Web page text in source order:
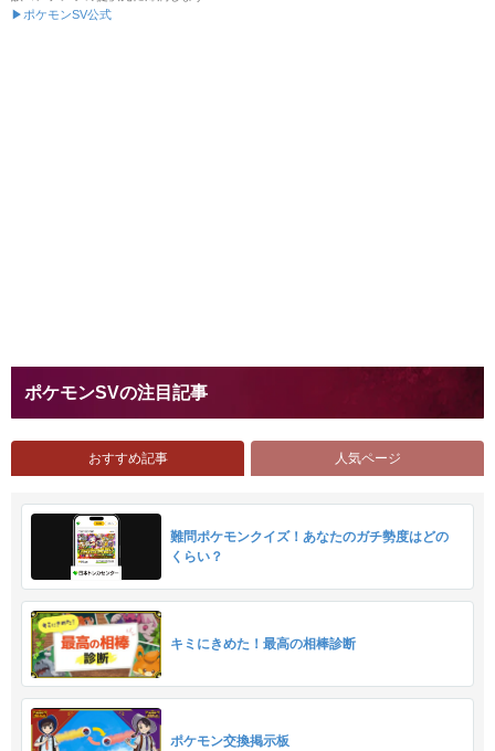
▶ポケモンSV公式
ポケモンSVの注目記事
おすすめ記事 人気ページ
難問ポケモンクイズ！あなたのガチ勢度はどの
くらい？
キミにきめた！最高の相棒診断
ポケモン交換掲示板